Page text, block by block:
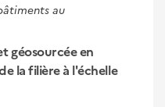
au
géosourcée en
la filière à l'échelle